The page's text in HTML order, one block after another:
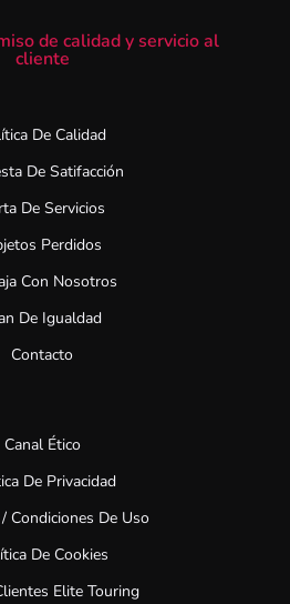
de calidad y servicio al
cliente
De Calidad
De Satifacción
De Servicios
Perdidos
Con Nosotros
De Igualdad
Contacto
Canal Ético
De Privacidad
Condiciones De Uso
De Cookies
Elite Touring